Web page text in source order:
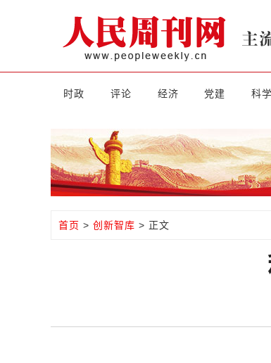
时政 评论 经济 党建 科学
首页 > 创新智库 > 正文